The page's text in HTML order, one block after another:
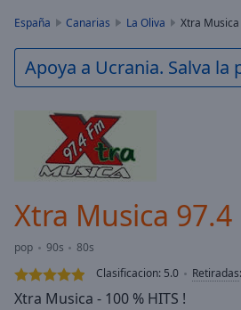
Play
Video
Backward
Forward
Current
Time0:00
Duration
Loaded:
0.00%
España Canarias La Oliva Xtra Musica
Apoya a Ucrania. Salva la
Xtra Musica 97.4
pop 90s
80s
Clasificacion: 5.0 Retiradas:
Xtra Musica - 100 % HITS !